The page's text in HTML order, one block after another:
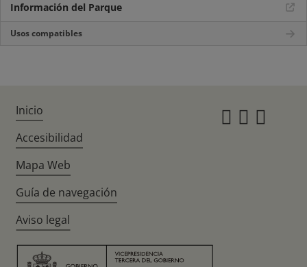
Información del Parque
Usos compatibles
Inicio
Accesibilidad
Mapa Web
Guía de navegación
Aviso legal